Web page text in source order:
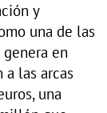
y
una de las
en
a las arcas
una